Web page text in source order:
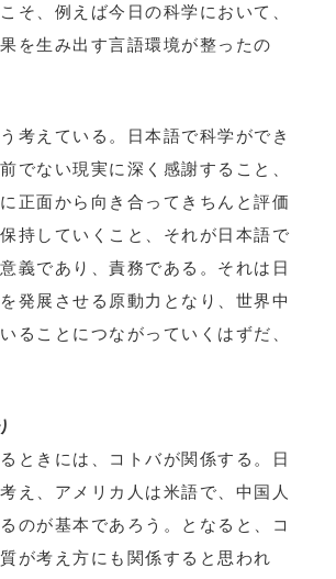
そ、例えば今日の科学において、
を生み出す言語環境が整ったの
考えている。日本語で科学ができ
でない現実に深く感謝すること、
正面から向き合ってきちんと評価
持していくこと、それが日本語で
義であり、責務である。それは日
発展させる原動力となり、世界中
ることにつながっていくはずだ、
ときには、コトバが関係する。日
え、アメリカ人は米語で、中国人
のが基本であろう。となると、コ
が考え方にも関係すると思われ